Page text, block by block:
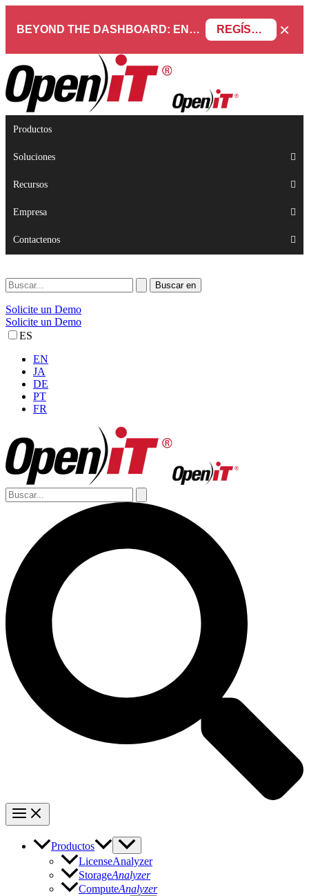
BEYOND THE DASHBOARD: ENGINEERING SOFTWARE IN SERVICENOW WEBINAR REGÍSTRESE AHORA ×
Productos
Soluciones
Recursos
Empresa
Contactenos
Solicite un Demo
Solicite un Demo
ES
EN
JA
DE
PT
FR
Productos
LicenseAnalyzer
StorageAnalyzer
ComputeAnalyzer